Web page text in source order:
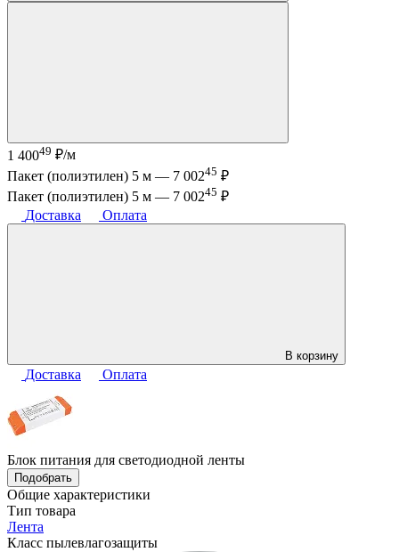
1 40049 ₽/м
Пакет (полиэтилен) 5 м — 7 00245 ₽
Пакет (полиэтилен) 5 м — 7 00245 ₽
Доставка
Оплата
В корзину
Доставка Оплата
Блок питания для светодиодной ленты
Подобрать
Общие характеристики
Тип товара
Лента
Класс пылевлагозащиты